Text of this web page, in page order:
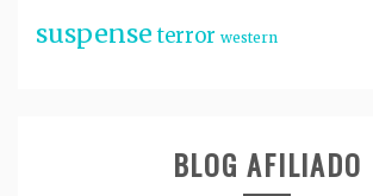
suspense terror western
BLOG AFILIADO